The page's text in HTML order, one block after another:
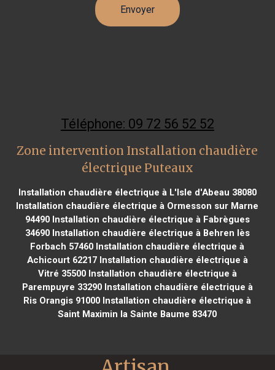
Téléphone: 09 72 56 52 52
Zone intervention Installation chaudière
électrique Puteaux
Installation chaudière électrique à L'Isle d'Abeau 38080
Installation chaudière électrique à Ormesson sur Marne
94490Installation chaudière électrique à Fabrègues
34690Installation chaudière électrique à Behren lès
Forbach 57460 Installation chaudière électrique à
Achicourt 62217Installation chaudière électrique à
Vitré 35500Installation chaudière électrique à
Parempuyre 33290Installation chaudière électrique à
Ris Orangis 91000 Installation chaudière électrique à
Saint Maximin la Sainte Baume 83470